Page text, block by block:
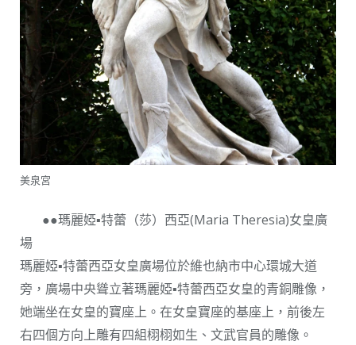
美泉宮
●●瑪麗婭▪特蕾（莎）西亞(Maria Theresia)女皇廣
場
瑪麗婭▪特蕾西亞女皇廣場位於維也納市中心環城大道
旁，廣場中央聳立著瑪麗婭▪特蕾西亞女皇的青銅雕像，
她端坐在女皇的寶座上。在女皇寶座的基座上，前後左
右四個方向上雕有四組栩栩如生、文武官員的雕像。